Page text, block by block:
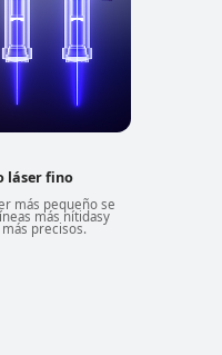
láser fino
más pequeño se
más nítidasy
precisos.